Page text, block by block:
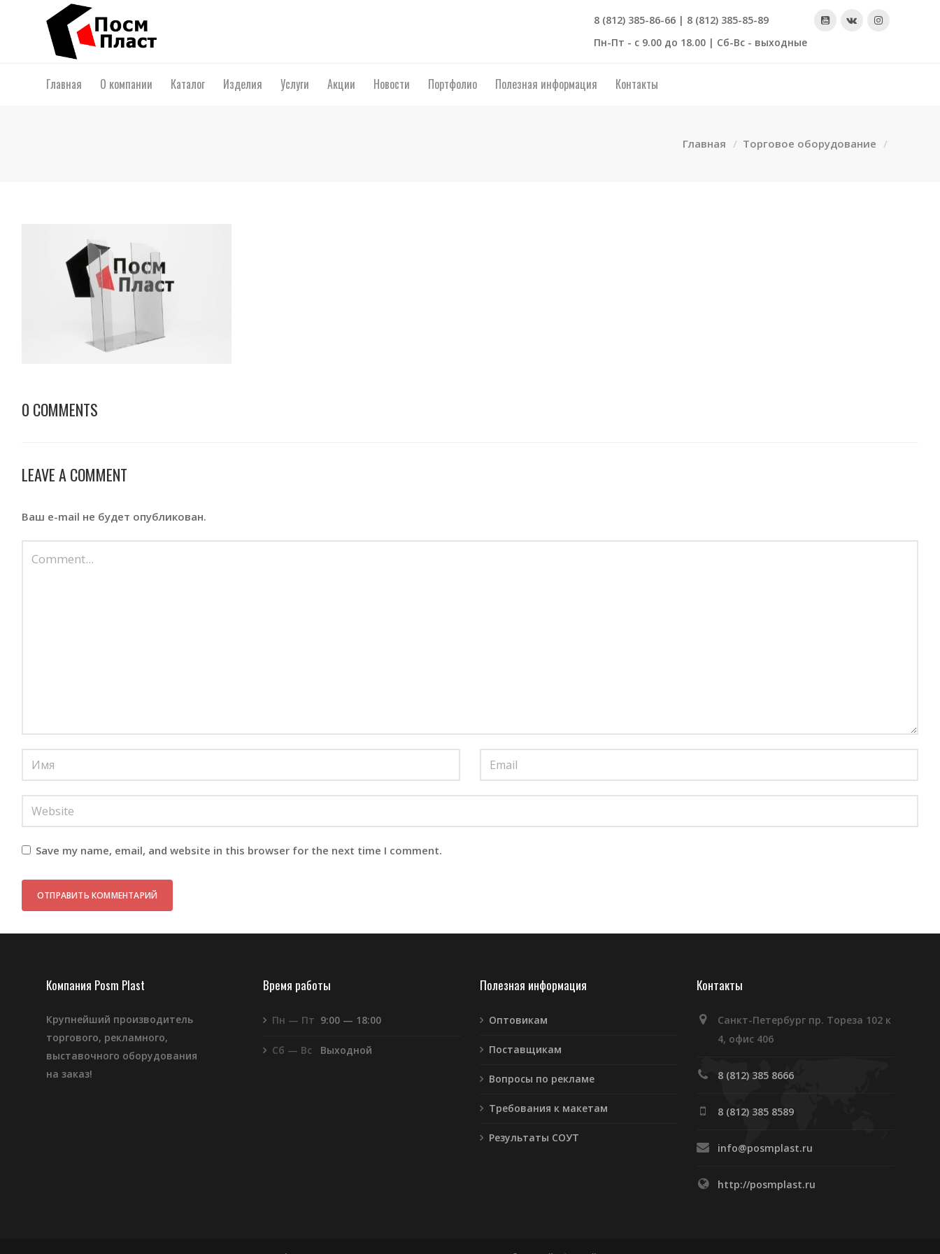
8 (812) 385-86-66 | 8 (812) 385-85-89
Пн-Пт - с 9.00 до 18.00 | Сб-Вс - выходные
Главная О компании Каталог Изделия Услуги Акции Новости Портфолио Полезная информация Контакты
Главная Торговое оборудование
0 COMMENTS
LEAVE A COMMENT
Ваш e-mail не будет опубликован.
Save my name, email, and website in this browser for the next time I comment.
Компания Posm Plast
Крупнейший производитель
торгового, рекламного,
выставочного оборудования
на заказ!
Время работы
Пн — Пт 9:00 — 18:00
Сб — Вс Выходной
Полезная информация
Оптовикам
Поставщикам
Вопросы по рекламе
Требования к макетам
Результаты СОУТ
Контакты
Санкт-Петербург пр. Тореза 102 к
4, офис 406
8 (812) 385 8666
8 (812) 385 8589
info@posmplast.ru
http://posmplast.ru